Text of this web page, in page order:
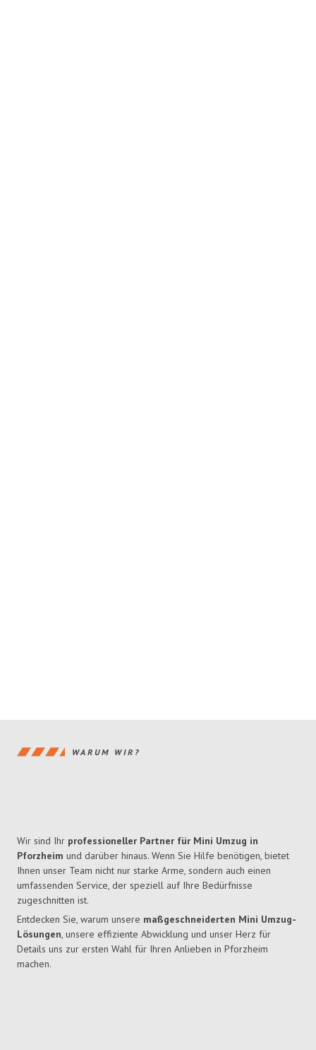
WARUM WIR?
Wir sind Ihr professioneller Partner für Mini Umzug in
Pforzheim und darüber hinaus. Wenn Sie Hilfe benötigen, bietet
Ihnen unser Team nicht nur starke Arme, sondern auch einen
umfassenden Service, der speziell auf Ihre Bedürfnisse
zugeschnitten ist.
Entdecken Sie, warum unsere maßgeschneiderten Mini Umzug-
Lösungen, unsere effiziente Abwicklung und unser Herz für
Details uns zur ersten Wahl für Ihren Anlieben in Pforzheim
machen.